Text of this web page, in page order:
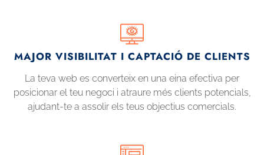
MAJOR VISIBILITAT I CAPTACIÓ DE CLIENTS
La teva web es converteix en una eina efectiva per
posicionar el teu negoci i atraure més clients potencials,
ajudant-te a assolir els teus objectius comercials.